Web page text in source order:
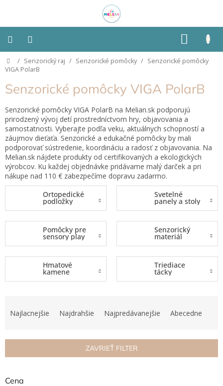
KOŠÍK
Montessori
Detská
izba
Senzorické
pomôcky
Hračky
podľa
typu
vlastností
podľa
Značky
Senzorický
Domov
/ Senzorický raj / Senzorické pomôcky / Senzorické pomôcky
VIGA PolarB
Senzorické pomôcky VIGA PolarB
Senzorické pomôcky VIGA PolarB na Melian.sk podporujú
prirodzený vývoj detí prostredníctvom hry, objavovania a
samostatnosti. Vyberajte podľa veku, aktuálnych schopností a
záujmov dieťaťa. Senzorické a edukačné pomôcky by mali
podporovať sústredenie, koordináciu a radosť z objavovania. Na
Melian.sk nájdete produkty od certifikovaných a ekologických
výrobcov. Ku každej objednávke pridávame malý darček a pri
nákupe nad 110 € zabezpečíme dopravu zadarmo.
Ortopedické
podložky
Svetelné
panely a stoly
Pomôcky pre
sensory play
Senzorický
materiál
Hmatové
kamene
Triediace
tácky
i
p
Najlacnejšie Najdrahšie Najpredávanejšie Abecedne
ZAVRIEŤ FILTER
Cena